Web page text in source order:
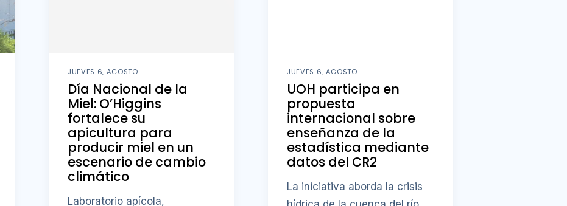
JUEVES 6, AGOSTO
Día Nacional de la
Miel: O’Higgins
fortalece su
apicultura para
producir miel en un
escenario de cambio
climático
Laboratorio apícola,
JUEVES 6, AGOSTO
UOH participa en
propuesta
internacional sobre
enseñanza de la
estadística mediante
datos del CR2
La iniciativa aborda la crisis